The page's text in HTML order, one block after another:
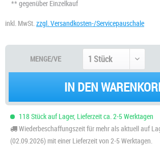
** gegenüber Einzelkauf
inkl. MwSt. zzgl. Versandkosten-/Servicepauschale
MENGE/VE
IN DEN
118 Stück auf Lager, Lieferzeit ca. 2-5 Werktagen
Wiederbeschaffungszeit für mehr als aktuell auf
(02.09.2026) mit einer Lieferzeit von 2-5 Werktagen.